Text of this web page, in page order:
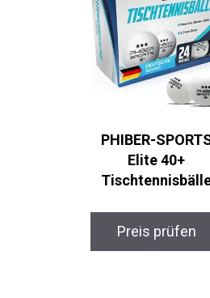
PHIBER-
Elite 40+
Preis prüfen